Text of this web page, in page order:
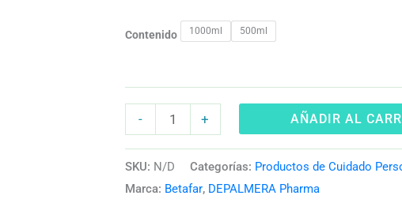
Contenido 1000ml 500ml
- + AÑADIR AL
SKU: N/D Categorías: Productos de Cuidado
Marca: Betafar, DEPALMERA Pharma